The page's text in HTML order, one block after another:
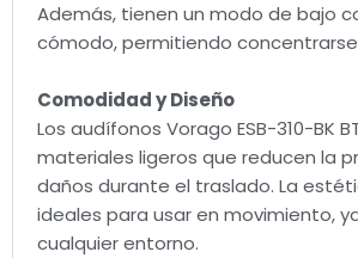
Además, tienen un modo de bajo
cómodo, permitiendo
Comodidad y Diseño
Los audífonos Vorago ESB-310-BK
materiales ligeros que reducen la
daños durante el traslado. La
ideales para usar en movimiento,
cualquier entorno.